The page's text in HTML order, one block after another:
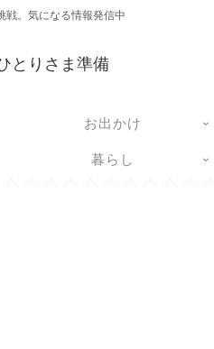
戦。気になる情報発信中
とりさま準備
お出かけ
暮らし